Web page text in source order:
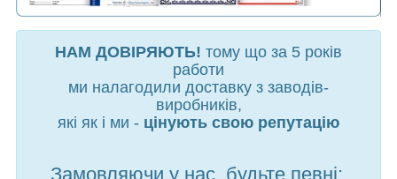
НАМ ДОВІРЯЮТЬ! тому що за 5 років
работи
ми налагодили доставку з заводів-
виробників,
які як і ми - цінують свою репутацію
Замовляючи у нас, будьте певні: